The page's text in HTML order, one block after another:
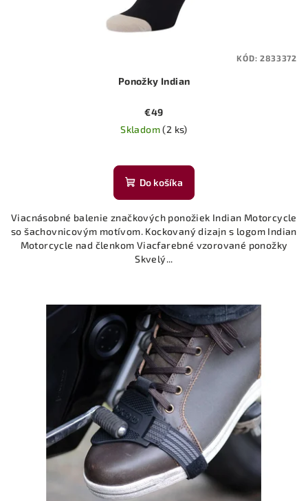
Ponožky Indian
€49
Skladom(2 ks)
Do košíka
Viacnásobné balenie značkových ponožiek Indian Motorcycle
so šachovnicovým motívom. Kockovaný dizajn s logom Indian
Motorcycle nad členkom Viacfarebné vzorované ponožky
Skvelý...
KÓD:2833372